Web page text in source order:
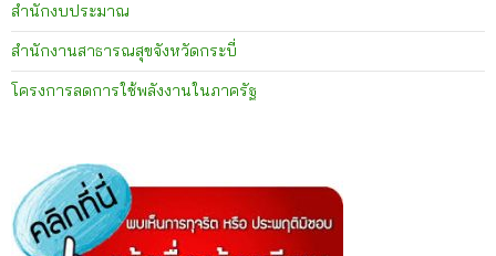
สำนักงบประมาณ
สำนักงานสาธารณสุขจังหวัดกระบี่
โครงการลดการใช้พลังงานในภาครัฐ